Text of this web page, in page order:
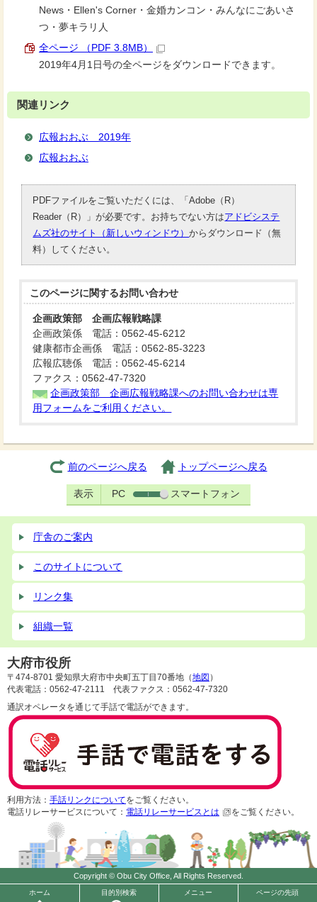
News・Ellen's Corner・金婚カンコン・みんなにごあいさ
つ・夢キラリ人
全ページ （PDF 3.8MB）
2019年4月1日号の全ページをダウンロードできます。
関連リンク
広報おおぶ 2019年
広報おおぶ
PDFファイルをご覧いただくには、「Adobe（R）
Reader（R）」が必要です。お持ちでない方はアドビシステ
ムズ社のサイト（新しいウィンドウ）からダウンロード（無
料）してください。
このページに関するお問い合わせ
企画政策部 企画広報戦略課
企画政策係 電話：0562-45-6212
健康都市企画係 電話：0562-85-3223
広報広聴係 電話：0562-45-6214
ファクス：0562-47-7320
企画政策部 企画広報戦略課へのお問い合わせは専
用フォームをご利用ください。
前のページへ戻る トップページへ戻る
表示 PC スマートフォン
ホーム 目的別検索 メニュー ページの先頭
庁舎のご案内
このサイトについて
リンク集
組織一覧
大府市役所
〒474-8701 愛知県大府市中央町五丁目70番地（地図 ）
代表電話：0562-47-2111 代表ファクス：0562-47-7320
通訳オペレータを通じて手話で電話ができます。
利用方法： 手話リンクについてをご覧ください。
電話リレーサービスについて： 電話リレーサービスとは をご覧ください。
Copyright © Obu City Office, All Rights Reserved.